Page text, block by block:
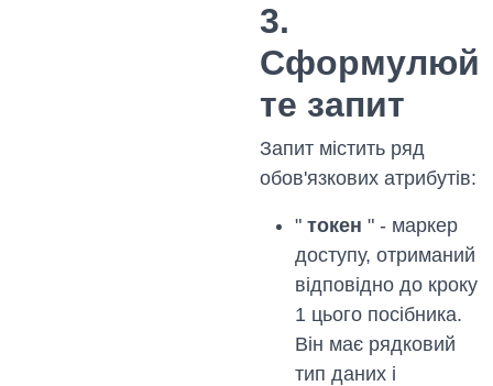
3.
Сформулюй
те запит
Запит містить ряд
обов'язкових атрибутів:
" токен " - маркер
доступу, отриманий
відповідно до кроку
1 цього посібника.
Він має рядковий
тип даних і